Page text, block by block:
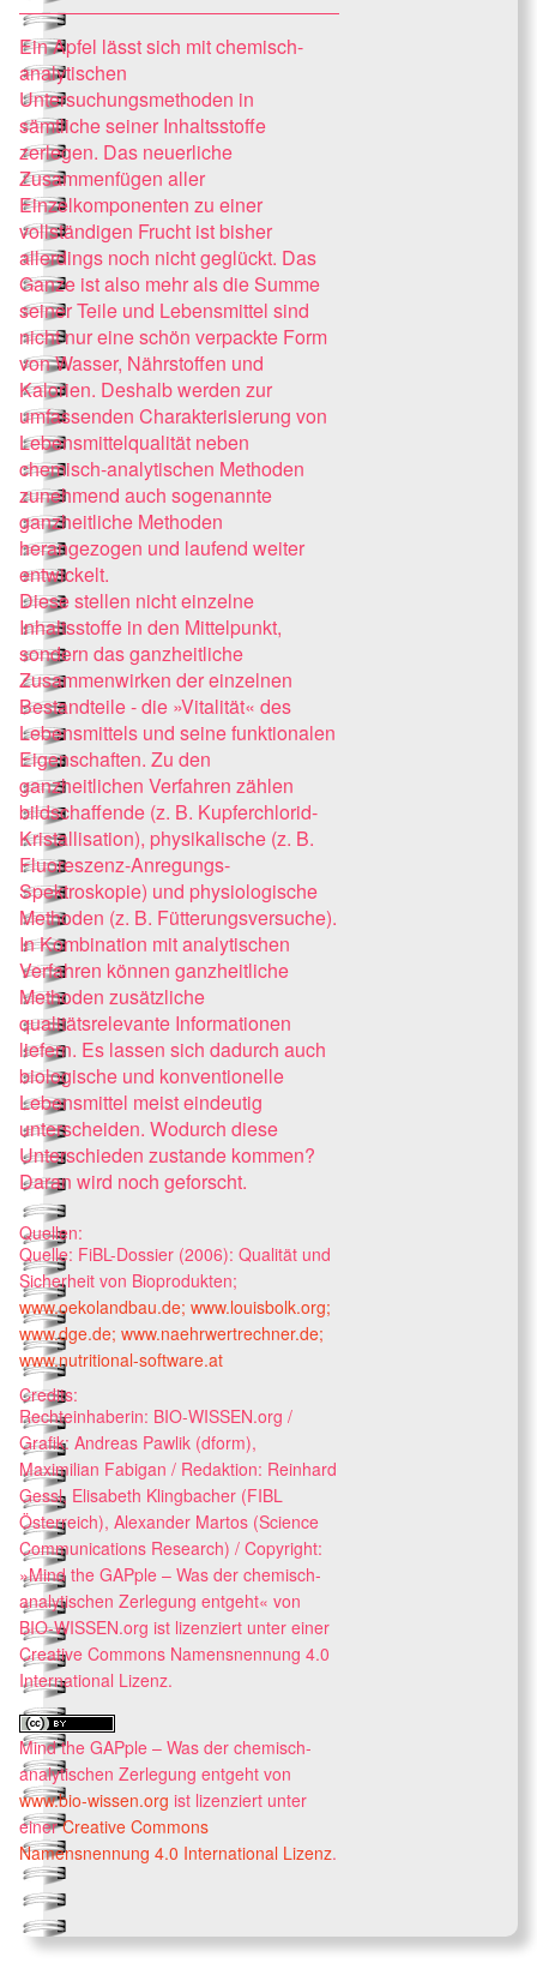
Ein Apfel lässt sich mit chemisch-
analytischen
Untersuchungsmethoden in
sämtliche seiner Inhaltsstoffe
zerlegen. Das neuerliche
Zusammenfügen aller
Einzelkomponenten zu einer
vollständigen Frucht ist bisher
allerdings noch nicht geglückt. Das
Ganze ist also mehr als die Summe
seiner Teile und Lebensmittel sind
nicht nur eine schön verpackte Form
von Wasser, Nährstoffen und
Kalorien. Deshalb werden zur
umfassenden Charakterisierung von
Lebensmittelqualität neben
chemisch-analytischen Methoden
zunehmend auch sogenannte
ganzheitliche Methoden
herangezogen und laufend weiter
entwickelt.
Diese stellen nicht einzelne
Inhaltsstoffe in den Mittelpunkt,
sondern das ganzheitliche
Zusammenwirken der einzelnen
Bestandteile - die »Vitalität« des
Lebensmittels und seine funktionalen
Eigenschaften. Zu den
ganzheitlichen Verfahren zählen
bildschaffende (z. B. Kupferchlorid-
Kristallisation), physikalische (z. B.
Fluoreszenz-Anregungs-
Spektroskopie) und physiologische
Methoden (z. B. Fütterungsversuche).
In Kombination mit analytischen
Verfahren können ganzheitliche
Methoden zusätzliche
qualitätsrelevante Informationen
liefern. Es lassen sich dadurch auch
biologische und konventionelle
Lebensmittel meist eindeutig
unterscheiden. Wodurch diese
Unterschieden zustande kommen?
Daran wird noch geforscht.
Quellen:
Quelle: FiBL-Dossier (2006): Qualität und
Sicherheit von Bioprodukten;
www.oekolandbau.de; www.louisbolk.org;
www.dge.de; www.naehrwertrechner.de;
www.nutritional-software.at
Credits:
Rechteinhaberin: BIO-WISSEN.org /
Grafik: Andreas Pawlik (dform),
Maximilian Fabigan / Redaktion: Reinhard
Gessl, Elisabeth Klingbacher (FIBL
Österreich), Alexander Martos (Science
Communications Research) / Copyright:
»Mind the GAPple – Was der chemisch-
analytischen Zerlegung entgeht« von
BIO-WISSEN.org ist lizenziert unter einer
Creative Commons Namensnennung 4.0
International Lizenz.
Mind the GAPple – Was der chemisch-
analytischen Zerlegung entgeht von
www.bio-wissen.org ist lizenziert unter
einerCreative Commons
Namensnennung 4.0 International Lizenz.